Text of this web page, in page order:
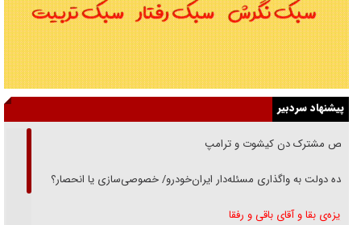
پیشنهاد سردبیر
رقص مشترک دن کیشوت و ترامپ
دنده دولت به واگذاری مسئله‌دار ایران‌خودرو/ خصوصی‌سازی یا انحصار؟
غریزه‌ی بقا و آقای باقی و رفقا